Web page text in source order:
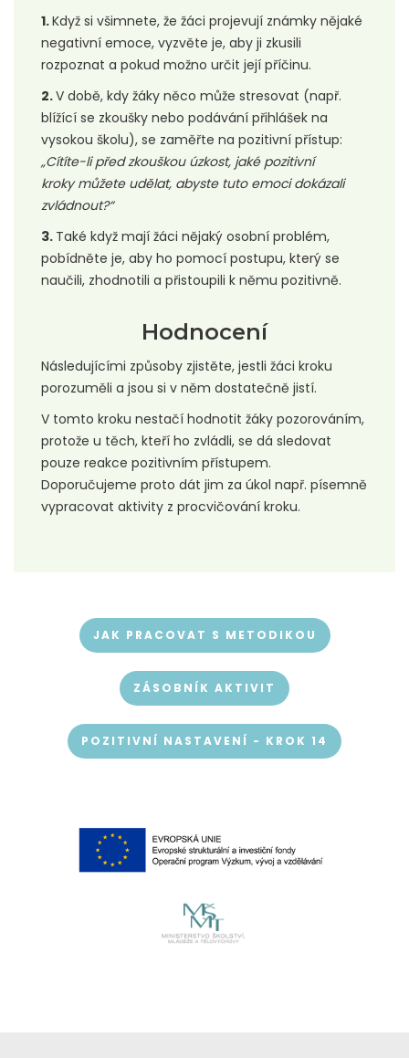
1.Když si všimnete, že žáci projevují známky nějaké
negativní emoce, vyzvěte je, aby ji zkusili
rozpoznat a pokud možno určit její příčinu.
2.V době, kdy žáky něco může stresovat (např.
blížící se zkoušky nebo podávání přihlášek na
vysokou školu), se zaměřte na pozitivní přístup:
„Cítíte-li před zkouškou úzkost, jaké pozitivní
kroky můžete udělat, abyste tuto emoci dokázali
zvládnout?“
3. Také když mají žáci nějaký osobní problém,
pobídněte je, aby ho pomocí postupu, který se
naučili, zhodnotili a přistoupili k němu pozitivně.
Hodnocení
Následujícími způsoby zjistěte, jestli žáci kroku
porozuměli a jsou si v něm dostatečně jistí.
V tomto kroku nestačí hodnotit žáky pozorováním,
protože u těch, kteří ho zvládli, se dá sledovat
pouze reakce pozitivním přístupem.
Doporučujeme proto dát jim za úkol např. písemně
vypracovat aktivity z procvičování kroku.
JAK PRACOVAT S METODIKOU
ZÁSOBNÍK AKTIVIT
POZITIVNÍ NASTAVENÍ - KROK 14